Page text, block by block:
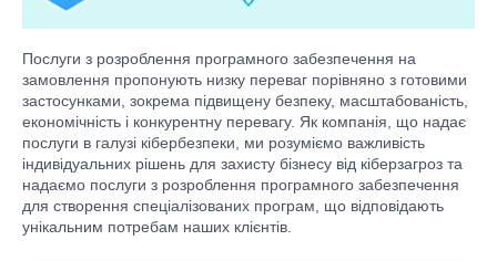
непотрібні можливості та функції, а також уникнути витрат,
пов’язаних із простоями, спричиненими порушеннями
перевагу. Маючи індивідуальне рішення, що відповідає
конкретним потребам, підприємства можуть працювати
ефективніше та результативніше.
Послуги з розроблення програмного забезпечення на
замовлення пропонують низку переваг порівняно з готовими
застосунками, зокрема підвищену безпеку, масштабованість,
економічність і конкурентну перевагу. Як компанія, що надає
послуги в галузі кібербезпеки, ми розуміємо важливість
індивідуальних рішень для захисту бізнесу від кіберзагроз та
надаємо послуги з розроблення програмного забезпечення
для створення спеціалізованих програм, що відповідають
унікальним потребам наших клієнтів.